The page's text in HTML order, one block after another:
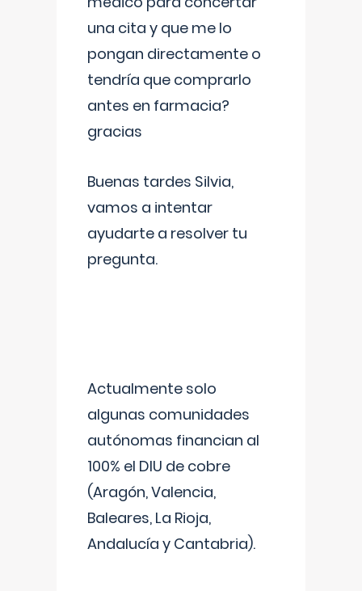
una cita y que me lo
pongan directamente o
tendría que comprarlo
antes en farmacia?
gracias
Buenas tardes Silvia,
vamos a intentar
ayudarte a resolver tu
pregunta.
Actualmente solo
algunas comunidades
autónomas financian al
100% el DIU de cobre
(Aragón, Valencia,
Baleares, La Rioja,
Andalucía y Cantabria).